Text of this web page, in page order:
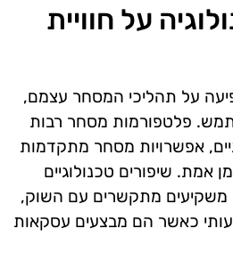
על חוויית
על תהליכי המסחר עצמם,
פלטפורמות מסחר רבות
אפשרויות מסחר מתקדמות
אמת. שיפורים טכנולוגיים
מתקשרים עם השוק,
כאשר הם מבצעים עסקאות